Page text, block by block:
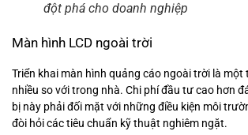
đột phá cho doanh nghiệp
Màn hình LCD ngoài trời
Triển khai màn hình quảng cáo ngoài trời là
nhiều so với trong nhà. Chi phí đầu tư cao hơn
bị này phải đối mặt với những điều kiện môi
đòi hỏi các tiêu chuẩn kỹ thuật nghiêm ngặt.